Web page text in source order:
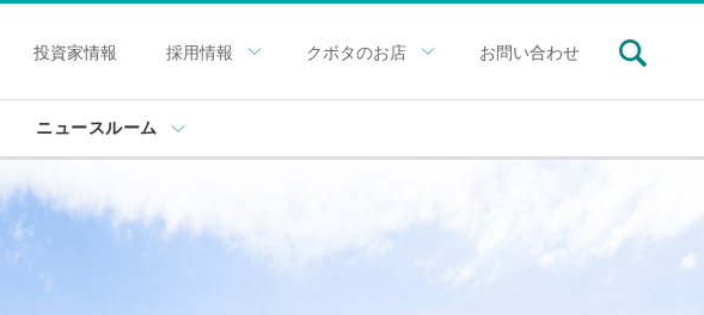
投資家情報 採用情報 クボタのお店 お問い合わせ
ニュースルーム